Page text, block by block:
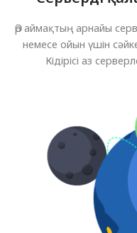
Әр аймақтың арнайы
немесе ойын үшін
Кідірісі аз